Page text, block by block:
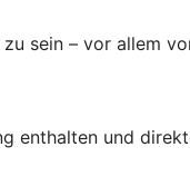
sein – vor allem
enthalten und